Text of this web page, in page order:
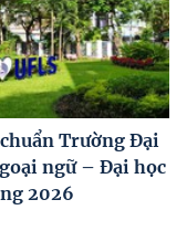
Trường Đại
ngữ – Đại học
2026